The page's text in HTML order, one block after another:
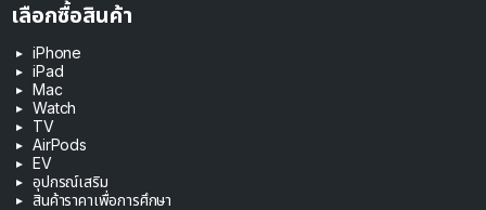
เลือกซื้อสินค้า
iPhone
iPad
Mac
Watch
TV
AirPods
EV
อุปกรณ์เสริม
สินค้าราคาเพื่อการศึกษา